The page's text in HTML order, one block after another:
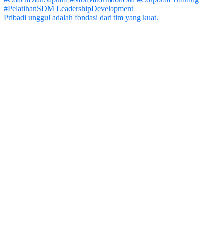
Pribadi unggul adalah fondasi dari tim yang kuat.